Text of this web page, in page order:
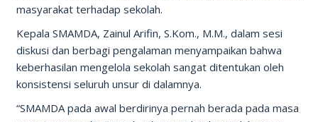
masyarakat terhadap sekolah.
Kepala SMAMDA, Zainul Arifin, S.Kom., M.M., dalam sesi
diskusi dan berbagi pengalaman menyampaikan bahwa
keberhasilan mengelola sekolah sangat ditentukan oleh
konsistensi seluruh unsur di dalamnya.
“SMAMDA pada awal berdirinya pernah berada pada masa